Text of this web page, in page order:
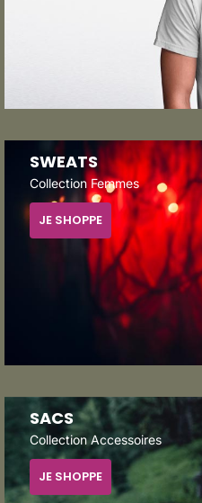
SWEATS
Collection Femmes
JE SHOPPE
SACS
Collection Accessoires
JE SHOPPE